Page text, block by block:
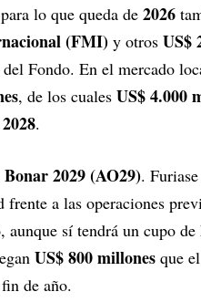
lo que queda de 2026
(FMI) y otros US$
Fondo. En el mercado
, de los cuales US$ 4.000
.
Bonar 2029 (AO29).
a las operaciones
sí tendrá un cupo de
US$ 800 millones que
de año.